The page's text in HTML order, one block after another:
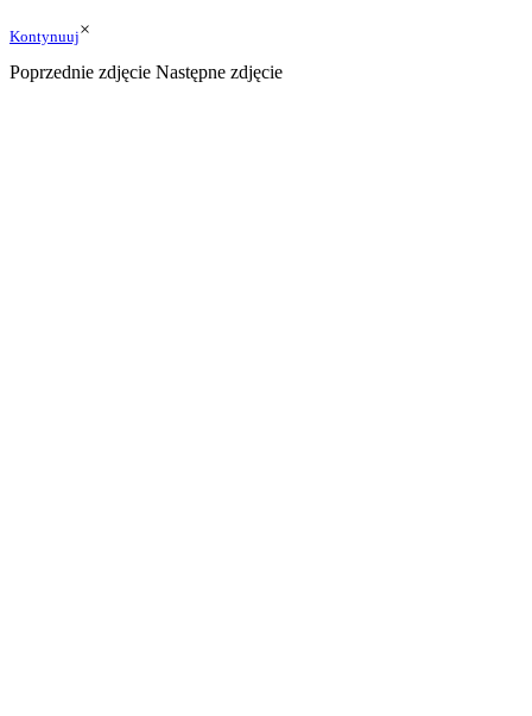
Kontynuuj×
Poprzednie zdjęcie Następne zdjęcie